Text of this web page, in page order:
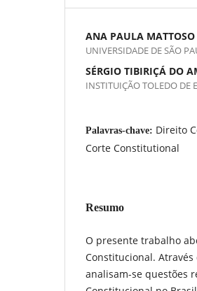
ANA PAULA
UNIVERSIDADE DE SÃO
SÉRGIO TIBIRIÇÁ DO
INSTITUIÇÃO TOLEDO DE
Palavras-chave: Direito
Corte Constitutional
Resumo
O presente trabalho
Constitucional.
analisam-se questões